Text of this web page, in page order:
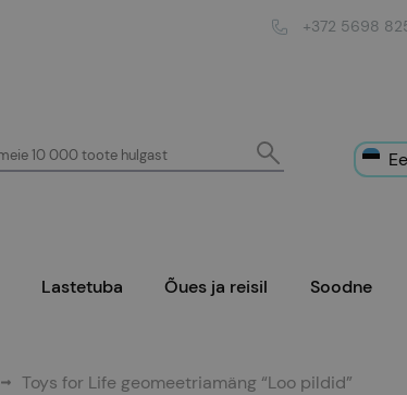
+372 5698
Lastetuba Õues ja reisil Soodne
Toys for Life geomeetriamäng “Loo pildid”